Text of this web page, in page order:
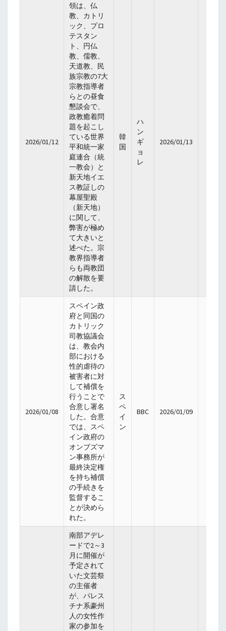
2026/01/12
領は、仏
教、カトリ
ック、プロ
テスタン
ト、円仏
教、儒教、
天道教、民
族宗教の7大
宗教指導者
らとの昼食
懇談会で、
政教癒着問
題を起こし
ている世界
平和統一家
庭連合（統
一教会）と
新天地イエ
ス教証しの
幕屋聖殿
（新天地）
に関して、
弊害が極め
て大きいと
述べた。宗
教界指導者
らも両教団
の解散を要
請した。
韓
国
ハ
ン
ギ
ョ
レ
2026/01/13
2026/01/08
スペイン政
府と同国の
カトリック
司教協議会
は、教会内
部における
性的虐待の
被害者に対
して補償を
行うことで
合意し署名
した。合意
では、スペ
イン政府の
オンブズマ
ン事務所が
最終決定権
を持ち補償
の手続きを
監督するこ
とが決めら
れた。
ス
ペ
イ
ン
BBC 2026/01/09
南部アデレ
ードで2～3
月に開催が
予定されて
いた文芸祭
の主催者
が、パレス
チナ系豪州
人の女性作
家の参加を